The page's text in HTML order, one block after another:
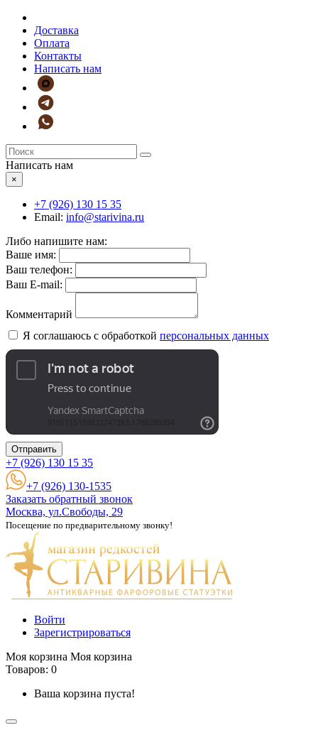
Доставка
Оплата
Контакты
Написать нам
Написать нам
×
+7 (926) 130 15 35
Email: info@starivina.ru
Либо напишите нам:
Ваше имя:
Ваш телефон:
Ваш E-mail:
Комментарий
Я соглашаюсь с обработкой персональных данных
Отправить
+7 (926) 130 15 35
+7 (926) 130-1535
Заказать обратный звонок
Москва, ул.Свободы, 29
Посещение по предварительному звонку!
Войти
Зарегистрироваться
Моя корзина Моя корзина
Товаров: 0
Ваша корзина пуста!